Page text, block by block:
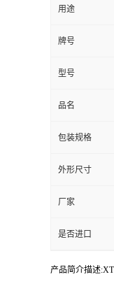
用途
牌号
型号
品名
包装规格
外形尺寸
厂家
是否进口
产品简介描述